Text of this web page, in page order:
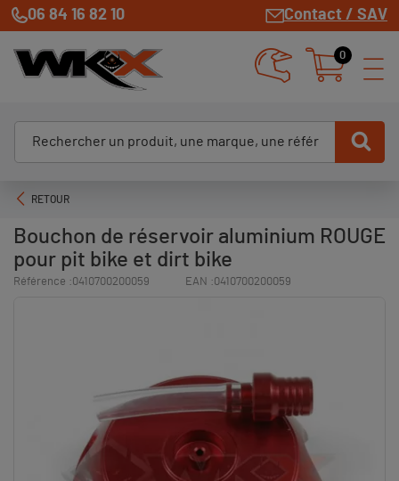
06 84 16 82 10 Contact / SAV
0
RETOUR
Bouchon de réservoir aluminium ROUGE
pour pit bike et dirt bike
Référence :0410700200059 EAN :0410700200059